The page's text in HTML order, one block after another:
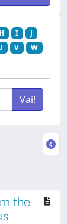
H I
J
V
W
the